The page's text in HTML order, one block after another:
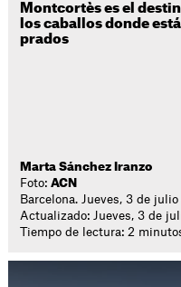
Montcortès es el
los caballos donde
prados
Marta Sánchez Iranzo
Foto:ACN
Barcelona. Jueves, 3 de
Actualizado: Jueves, 3 de
Tiempo de lectura: 2